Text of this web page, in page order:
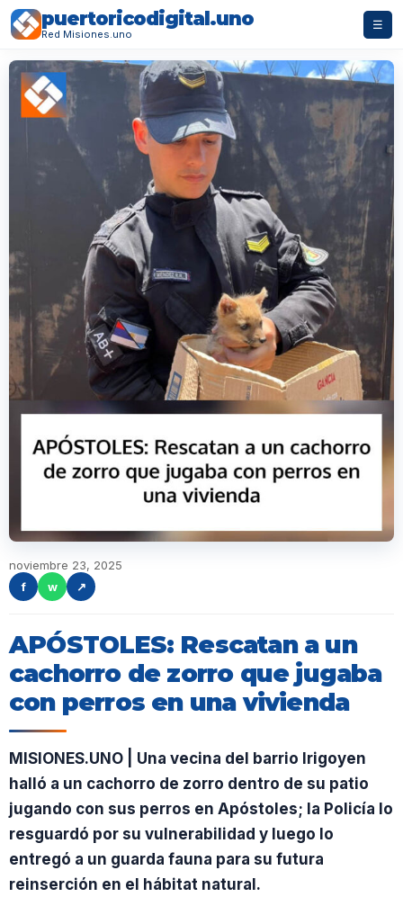
puertoricodigital.uno
Red Misiones.uno
☰
noviembre 23, 2025
f
w ↗
APÓSTOLES: Rescatan a un
cachorro de zorro que jugaba
con perros en una vivienda
MISIONES.UNO | Una vecina del barrio Irigoyen
halló a un cachorro de zorro dentro de su patio
jugando con sus perros en Apóstoles; la Policía lo
resguardó por su vulnerabilidad y luego lo
entregó a un guarda fauna para su futura
reinserción en el hábitat natural.